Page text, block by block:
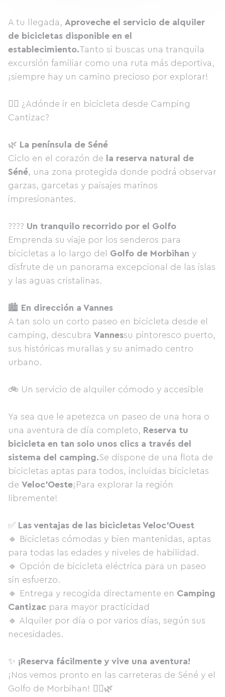
A tu llegada, Aproveche el servicio de alquiler
de bicicletas disponible en el
establecimiento.Tanto si buscas una tranquila
excursión familiar como una ruta más deportiva,
¡siempre hay un camino precioso por explorar!
🚴‍♂️ ¿Adónde ir en bicicleta desde Camping
Cantizac?
🌿 La península de Séné
Ciclo en el corazón de
la reserva natural de
Séné, una zona protegida donde podrá observar
garzas, garcetas y paisajes marinos
impresionantes.
???? Un tranquilo recorrido por el Golfo
Emprenda su viaje por los senderos para
bicicletas a lo largo del Golfo de Morbihan y
disfrute de un panorama excepcional de las islas
y las aguas cristalinas.
🏙 En dirección a Vannes
A tan solo un corto paseo en bicicleta desde el
camping, descubra Vannessu pintoresco puerto,
sus históricas murallas y su animado centro
urbano.
🚲 Un servicio de alquiler cómodo y accesible
Ya sea que le apetezca un paseo de una hora o
una aventura de día completo, Reserva tu
bicicleta en tan solo unos clics a través del
sistema del camping.Se dispone de una flota de
bicicletas aptas para todos, incluidas bicicletas
de Veloc'Oeste¡Para explorar la región
libremente!
✅ Las ventajas de las bicicletas Veloc'Ouest
🔹 Bicicletas cómodas y bien mantenidas, aptas
para todas las edades y niveles de habilidad.
🔹 Opción de bicicleta eléctrica para un paseo
sin esfuerzo.
🔹 Entrega y recogida directamente en Camping
Cantizac para mayor practicidad
🔹 Alquiler por día o por varios días, según sus
necesidades.
✨ ¡Reserva fácilmente y vive una aventura!
¡Nos vemos pronto en las carreteras de Séné y el
Golfo de Morbihan! 🚴‍♀️🌿